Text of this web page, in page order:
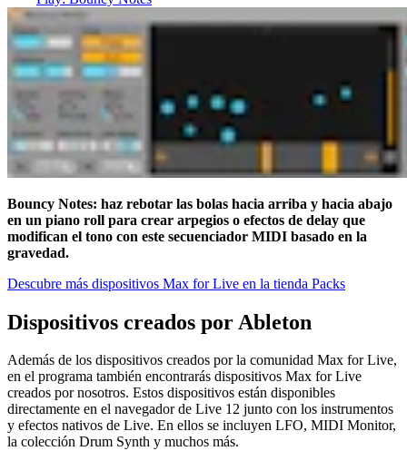
Bouncy Notes: haz rebotar las bolas hacia arriba y hacia abajo
en un piano roll para crear arpegios o efectos de delay que
modifican el tono con este secuenciador MIDI basado en la
gravedad.
Descubre más dispositivos Max for Live en la tienda Packs
Dispositivos creados por Ableton
Además de los dispositivos creados por la comunidad Max for Live,
en el programa también encontrarás dispositivos Max for Live
creados por nosotros. Estos dispositivos están disponibles
directamente en el navegador de Live 12 junto con los instrumentos
y efectos nativos de Live. En ellos se incluyen LFO, MIDI Monitor,
la colección Drum Synth y muchos más.